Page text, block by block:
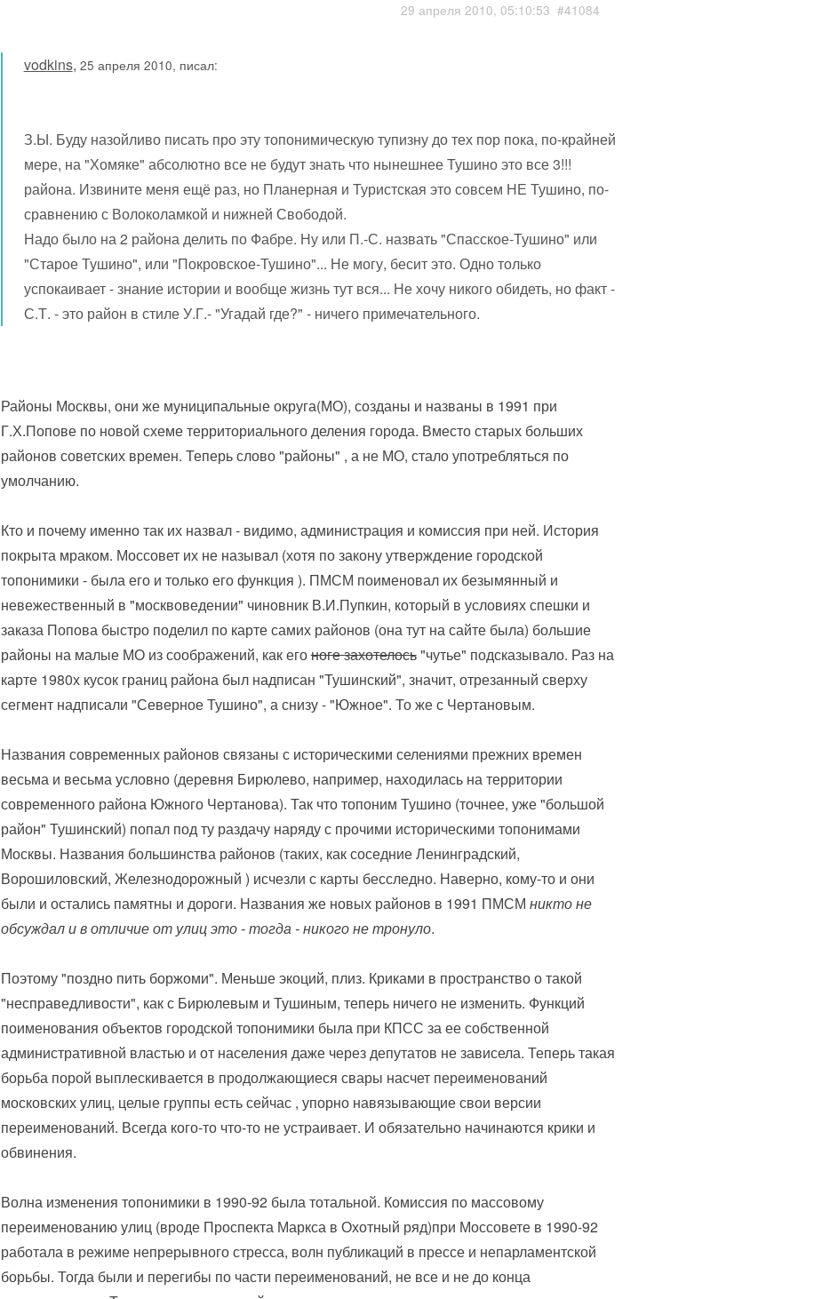
29 апреля 2010, 05:10:53 #41084
vodkins, 25 апреля 2010, писал:
З.Ы. Буду назойливо писать про эту топонимическую тупизну до тех пор пока, по-крайней
мере, на "Хомяке" абсолютно все не будут знать что нынешнее Тушино это все 3!!!
района. Извините меня ещё раз, но Планерная и Туристская это совсем НЕ Тушино, по-
сравнению с Волоколамкой и нижней Свободой.
Надо было на 2 района делить по Фабре. Ну или П.-С. назвать "Спасское-Тушино" или
"Старое Тушино", или "Покровское-Тушино"... Не могу, бесит это. Одно только
успокаивает - знание истории и вообще жизнь тут вся... Не хочу никого обидеть, но факт -
С.Т. - это район в стиле У.Г.- "Угадай где?" - ничего примечательного.
Районы Москвы, они же муниципальные округа(МО), созданы и названы в 1991 при
Г.Х.Попове по новой схеме территориального деления города. Вместо старых больших
районов советских времен. Теперь слово "районы" , а не МО, стало употребляться по
умолчанию.
Кто и почему именно так их назвал - видимо, администрация и комиссия при ней. История
покрыта мраком. Моссовет их не называл (хотя по закону утверждение городской
топонимики - была его и только его функция ). ПМСМ поименовал их безымянный и
невежественный в "москвоведении" чиновник В.И.Пупкин, который в условиях спешки и
заказа Попова быстро поделил по карте самих районов (она тут на сайте была) большие
районы на малые МО из соображений, как егоноге захотелось"чутье" подсказывало. Раз на
карте 1980х кусок границ района был надписан "Тушинский", значит, отрезанный сверху
сегмент надписали "Северное Тушино", а снизу - "Южное". То же с Чертановым.
Названия современных районов связаны с историческими селениями прежних времен
весьма и весьма условно (деревня Бирюлево, например, находилась на территории
современного района Южного Чертанова). Так что топоним Тушино (точнее, уже "большой
район" Тушинский) попал под ту раздачу наряду с прочими историческими топонимами
Москвы. Названия большинства районов (таких, как соседние Ленинградский,
Ворошиловский, Железнодорожный ) исчезли с карты бесследно. Наверно, кому-то и они
были и остались памятны и дороги. Названия же новых районов в 1991 ПМСМ никто не
обсуждал и в отличие от улиц это - тогда - никого не тронуло.
Поэтому "поздно пить боржоми". Меньше экоций, плиз. Криками в пространство о такой
"несправедливости", как с Бирюлевым и Тушиным, теперь ничего не изменить. Функций
поименования объектов городской топонимики была при КПСС за ее собственной
административной властью и от населения даже через депутатов не зависела. Теперь такая
борьба порой выплескивается в продолжающиеся свары насчет переименований
московских улиц, целые группы есть сейчас , упорно навязывающие свои версии
переименований. Всегда кого-то что-то не устраивает. И обязательно начинаются крики и
обвинения.
Волна изменения топонимики в 1990-92 была тотальной. Комиссия по массовому
переименованию улиц (вроде Проспекта Маркса в Охотный ряд)при Моссовете в 1990-92
работала в режиме непрерывного стресса, волн публикаций в прессе и непарламентской
борьбы. Тогда были и перегибы по части переименований, не все и не до конца